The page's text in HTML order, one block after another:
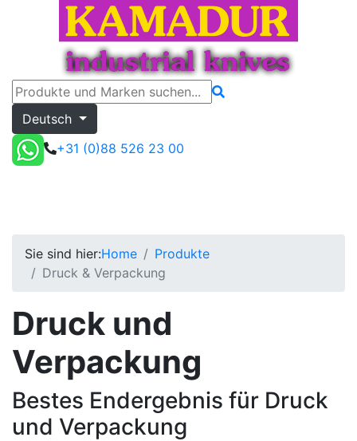
Deutsch
+31 (0)88 526 23 00
Sie sind hier:Home
Produkte
Druck & Verpackung
Druck und
Verpackung
Bestes Endergebnis für Druck
und Verpackung